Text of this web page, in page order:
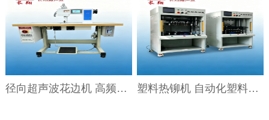
径向超声波花边机 高频径向超声波花边机 塑料热铆机 自动化塑料热铆焊接机